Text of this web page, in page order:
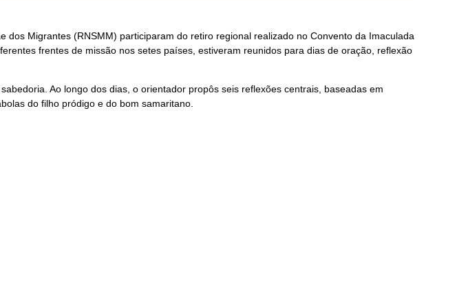
Migrantes (RNSMM) participaram do retiro regional realizado no Convento da Imaculada
frentes de missão nos setes países, estiveram reunidos para dias de oração, reflexão
Ao longo dos dias, o orientador propôs seis reflexões centrais, baseadas em
do filho pródigo e do bom samaritano.